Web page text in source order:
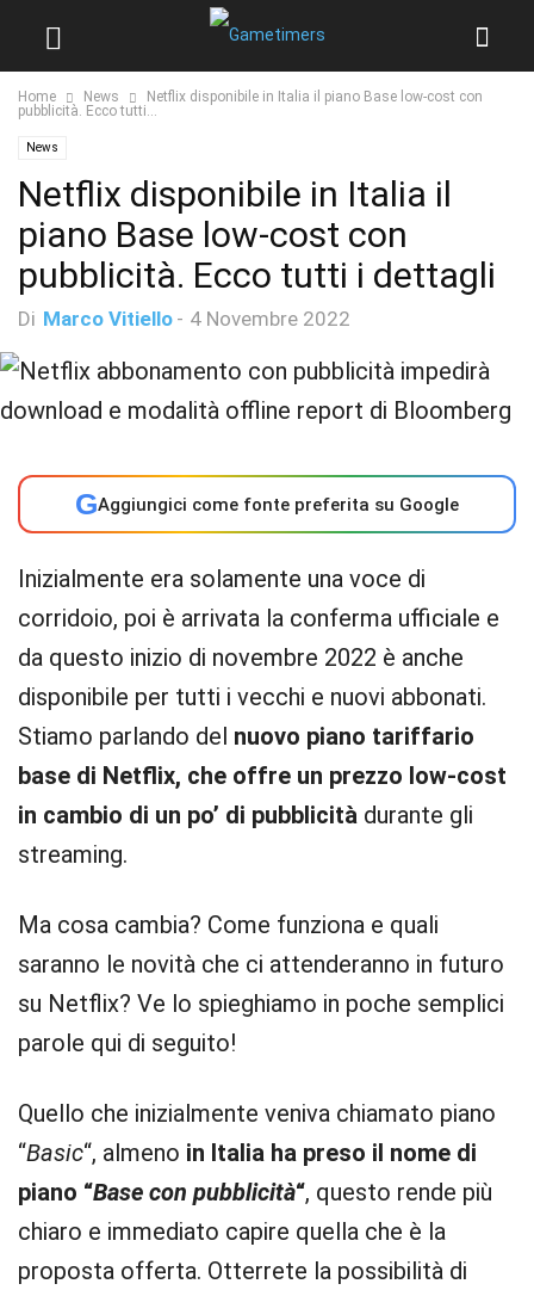
Home News
Netflix disponibile in Italia il piano Base low-cost con
pubblicità. Ecco tutti...
News
Netflix disponibile in Italia il
piano Base low-cost con
pubblicità. Ecco tutti i dettagli
Di Marco Vitiello - 4 Novembre 2022
GAggiungici come fonte preferita su Google
Inizialmente era solamente una voce di
corridoio, poi è arrivata la conferma ufficiale e
da questo inizio di novembre 2022 è anche
disponibile per tutti i vecchi e nuovi abbonati.
Stiamo parlando del nuovo piano tariffario
base di Netflix, che offre un prezzo low-cost
in cambio di un po’ di pubblicità durante gli
streaming.
Ma cosa cambia? Come funziona e quali
saranno le novità che ci attenderanno in futuro
su Netflix? Ve lo spieghiamo in poche semplici
parole qui di seguito!
Quello che inizialmente veniva chiamato piano
“Basic“, almeno in Italia ha preso il nome di
piano “Base con pubblicità“, questo rende più
chiaro e immediato capire quella che è la
proposta offerta. Otterrete la possibilità di